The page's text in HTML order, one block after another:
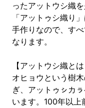
ったアットウシ織
「アットゥシ織り
手作りなので、す
なります。
【アットウシ織とは
オヒョウという樹
ぎ、アットゥㇱカ
います。100年以上